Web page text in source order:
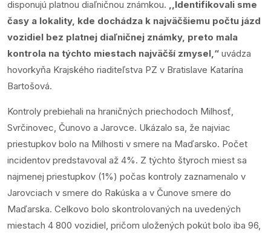
disponujú platnou diaľničnou známkou. ,,Identifikovali sme
časy a lokality, kde dochádza k najväčšiemu počtu jázd
vozidiel bez platnej diaľničnej známky, preto mala
kontrola na týchto miestach najväčší zmysel,“ uvádza
hovorkyňa Krajského riaditeľstva PZ v Bratislave Katarína
Bartošová.
Kontroly prebiehali na hraničných priechodoch Milhosť,
Svrčinovec, Čunovo a Jarovce. Ukázalo sa, že najviac
priestupkov bolo na Milhosti v smere na Maďarsko. Počet
incidentov predstavoval až 4%. Z týchto štyroch miest sa
najmenej priestupkov (1%) počas kontroly zaznamenalo v
Jarovciach v smere do Rakúska a v Čunove smere do
Maďarska. Celkovo bolo skontrolovaných na uvedených
miestach 4 800 vozidiel, pričom uložených pokút bolo iba 96,